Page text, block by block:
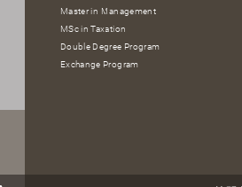
Master in Management
MSc in Taxation
Double Degree Program
Exchange Program